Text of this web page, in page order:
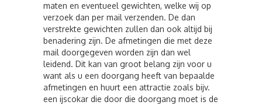
maten en eventueel gewichten, welke wij op
verzoek dan per mail verzenden. De dan
verstrekte gewichten zullen dan ook altijd bij
benadering zijn. De afmetingen die met deze
mail doorgegeven worden zijn dan wel
leidend. Dit kan van groot belang zijn voor u
want als u een doorgang heeft van bepaalde
afmetingen en huurt een attractie zoals bijv.
een ijscokar die door die doorgang moet is de